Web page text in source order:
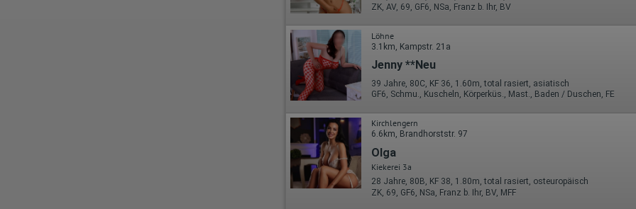
sowie die von dem Browser übermittelte IP-Adresse werden übertragen
und gespeichert. Dabei können aus den verarbeiteten Daten
Nutzungsprofile der Nutzer erstellt werden. Diese Informationen wird
Google gegebenenfalls auch an Dritte übertragen, sofern dies gesetzlich
vorgeschrieben wird oder, soweit Dritte diese Daten im Auftrag von
Google verarbeiten. Die IP-Adresse der Nutzer wird von Google innerhalb
von Mitgliedstaaten der Europäischen Union oder in anderen
Vertragsstaaten des Abkommens über den Europäischen
Wirtschaftsraum gekürzt, dies bedeutet, dass alle Daten anonym
erhoben werden. Nur in Ausnahmefällen wird die volle IP-Adresse an
einen Server von Google in den USA übertragen und dort gekürzt. Die von
dem Browser des Nutzers übermittelte IP-Adresse wird nicht mit anderen
Daten von Google zusammengeführt.
Erhobene Informationen zum Besucherverhalten sind folgende:
Herkunft (Land und Stadt)
ZK, AV, 69, GF6, NSa, Franz b. Ihr, BV
Löhne
3.1km, Kampstr. 21a
Jenny **Neu
39 Jahre, 80C, KF 36, 1.60m, total rasiert, asiatisch
GF6, Schmu., Kuscheln, Körperküs., Mast., Baden / Duschen, FE
Kirchlengern
6.6km, Brandhorststr. 97
Olga
Kiekerei 3a
28 Jahre, 80B, KF 38, 1.80m, total rasiert, osteuropäisch
ZK, 69, GF6, NSa, Franz b. Ihr, BV, MFF